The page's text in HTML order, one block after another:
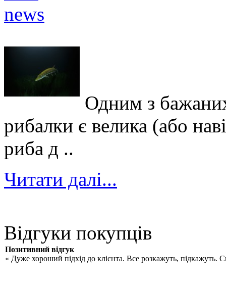
Одним з
рибалки є велика (або
риба д ..
Читати далі...
Відгуки покупців
Позитивний відгук
« Дуже хороший підхід до клієнта. Все розкажуть, підкажуть.